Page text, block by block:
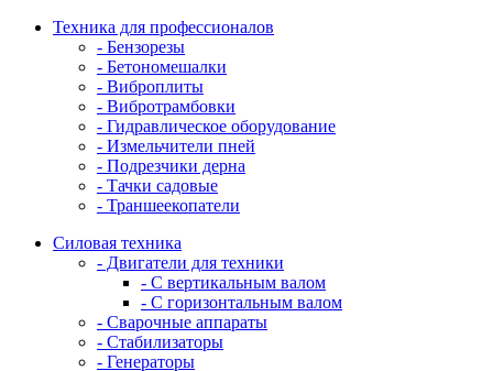
Техника для профессионалов
- Бензорезы
- Бетономешалки
- Виброплиты
- Вибротрамбовки
- Гидравлическое оборудование
- Измельчители пней
- Подрезчики дерна
- Тачки садовые
- Траншеекопатели
Силовая техника
- Двигатели для техники
- С вертикальным валом
- С горизонтальным валом
- Сварочные аппараты
- Стабилизаторы
- Генераторы